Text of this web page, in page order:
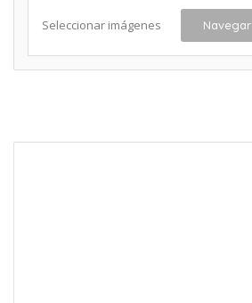
Seleccionar imágenes Navegar